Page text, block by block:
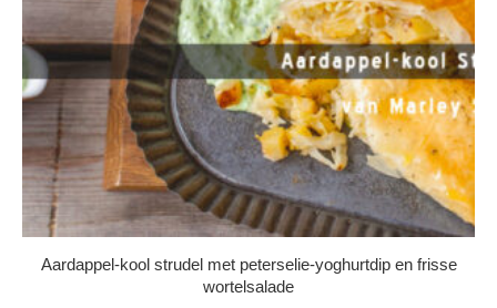
Aardappel-kool strudel met peterselie-yoghurtdip en frisse
wortelsalade